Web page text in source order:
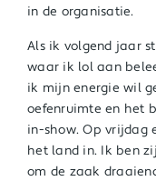
in de organisatie.
Als ik volgend jaar
waar ik lol aan
ik mijn energie wil
oefenruimte en het
in-show. Op vrijdag
het land in. Ik ben
om de zaak